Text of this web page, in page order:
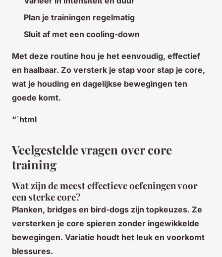
Plan je trainingen regelmatig
Sluit af met een cooling-down
Met deze routine hou je het eenvoudig, effectief
en haalbaar. Zo versterk je stap voor stap je core,
wat je houding en dagelijkse bewegingen ten
goede komt.
“`html
Veelgestelde vragen over core
training
Wat zijn de meest effectieve oefeningen voor
een sterke core?
Planken, bridges en bird-dogs zijn topkeuzes. Ze
versterken je core spieren zonder ingewikkelde
bewegingen. Variatie houdt het leuk en voorkomt
blessures.